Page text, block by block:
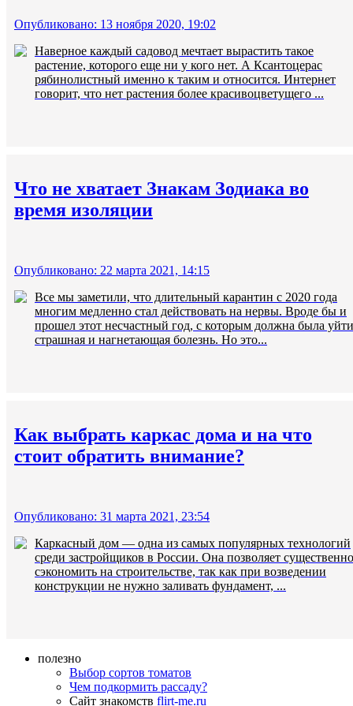
Опубликовано: 13 ноября 2020, 19:02
Наверное каждый садовод мечтает вырастить такое
растение, которого еще ни у кого нет. А Ксантоцерас
рябинолистный именно к таким и относится. Интернет
говорит, что нет растения более красивоцветущего ...
Что не хватает Знакам Зодиака во
время изоляции
Опубликовано: 22 марта 2021, 14:15
Все мы заметили, что длительный карантин с 2020 года
многим медленно стал действовать на нервы. Вроде бы и
прошел этот несчастный год, с которым должна была уйти
страшная и нагнетающая болезнь. Но это...
Как выбрать каркас дома и на что
стоит обратить внимание?
Опубликовано: 31 марта 2021, 23:54
Каркасный дом — одна из самых популярных технологий
среди застройщиков в России. Она позволяет существенно
сэкономить на строительстве, так как при возведении
конструкции не нужно заливать фундамент, ...
полезно
Выбор сортов томатов
Чем подкормить рассаду?
Сайт знакомств flirt-me.ru